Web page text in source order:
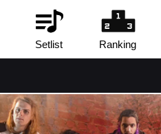
Setlist Ranking